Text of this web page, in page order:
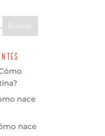
Buscar
nace
nace